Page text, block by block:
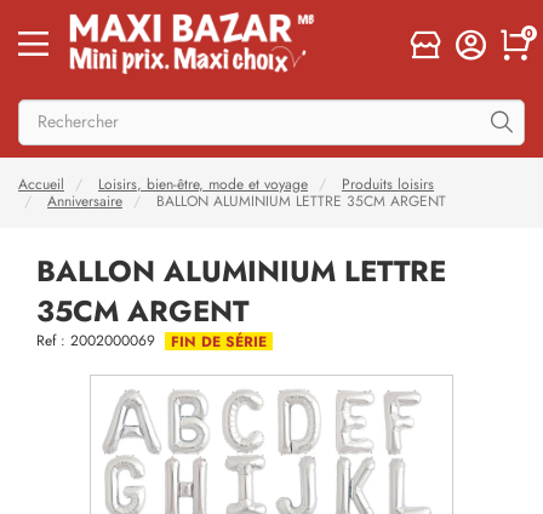
0
Accueil Loisirs, bien-être, mode et voyage
Produits loisirs
Anniversaire
BALLON ALUMINIUM LETTRE 35CM ARGENT
BALLON ALUMINIUM LETTRE
35CM ARGENT
Ref : 2002000069 FIN DE SÉRIE